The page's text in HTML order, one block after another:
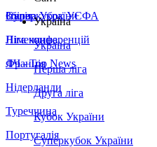
Збірна України
Італія
Німеччина
Франція
Нідерланди
Туреччина
Португалія
Суперкубок УЄФА
Ліга конференцій
ЛЧ - Top News
Україна
Україна
Перша ліга
Друга ліга
Кубок України
Суперкубок України